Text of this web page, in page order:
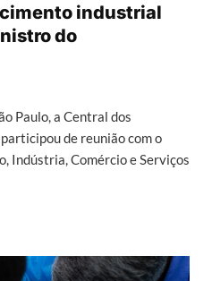
industrial
do
Paulo, a Central dos
de reunião com o
Indústria, Comércio e Serviços